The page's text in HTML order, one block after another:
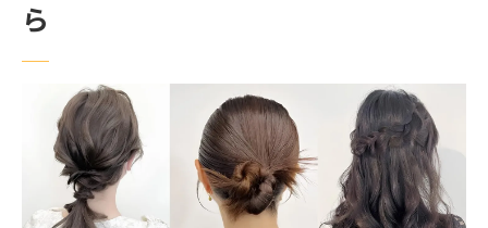
口コミからわかる江古田の美容室事情と評
判
自宅でも再現しやすいヘアが叶う美容室の探し
方
美容室で伝えるべき希望と再現性の高い相
ら